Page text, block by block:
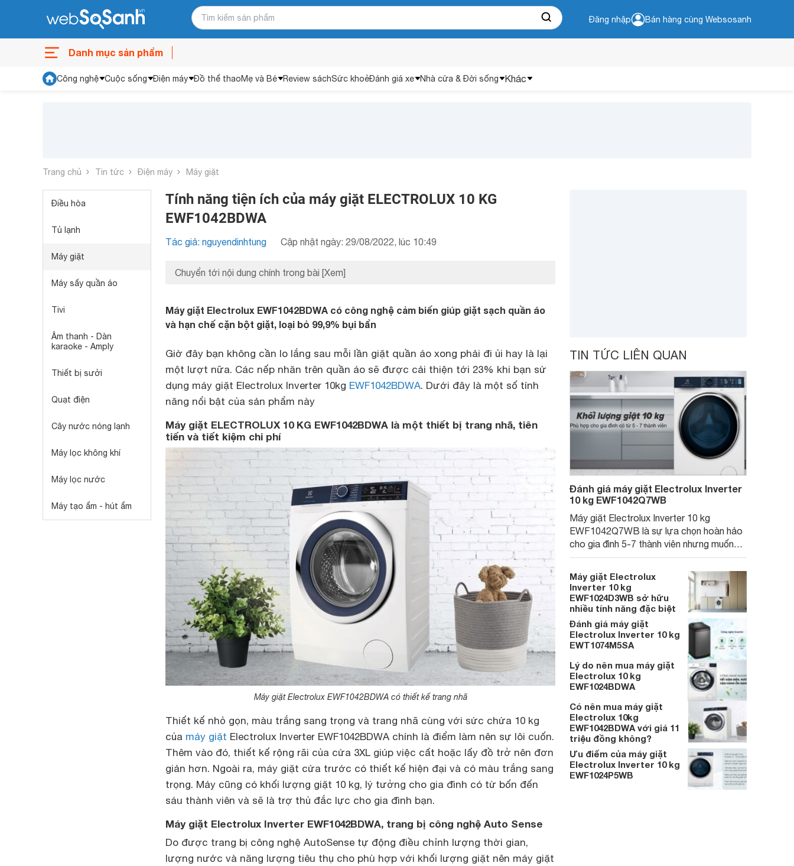
Đăng nhập Bán hàng cùng Websosanh
Danh mục sản phẩm
Công nghệ Cuộc sống Điện máy Đồ thể thaoMẹ và Bé Review sáchSức khoẻĐánh giá xe Nhà cửa & Đời sống Khác
Trang chủ Tin tức Điện máy Máy giặt
Điều hòa
Tủ lạnh
Máy giặt
Máy sấy quần áo
Tivi
Âm thanh - Dàn
karaoke - Amply
Thiết bị sưởi
Quạt điện
Cây nước nóng lạnh
Máy lọc không khí
Máy lọc nước
Máy tạo ẩm - hút ẩm
Tính năng tiện ích của máy giặt ELECTROLUX 10 KG
EWF1042BDWA
Tác giả: nguyendinhtung Cập nhật ngày: 29/08/2022, lúc 10:49
Chuyển tới nội dung chính trong bài [Xem]
Máy giặt Electrolux EWF1042BDWA có công nghệ cảm biến giúp giặt sạch quần áo
và hạn chế cặn bột giặt, loại bỏ 99,9% bụi bẩn
Giờ đây bạn không cần lo lắng sau mỗi lần giặt quần áo xong phải đi ủi hay là lại
một lượt nữa. Các nếp nhăn trên quần áo sẽ được cải thiện tới 23% khi bạn sử
dụng máy giặt Electrolux Inverter 10kg EWF1042BDWA. Dưới đây là một số tính
năng nổi bật của sản phẩm này
Máy giặt ELECTROLUX 10 KG EWF1042BDWA là một thiết bị trang nhã, tiên
tiến và tiết kiệm chi phí
Máy giặt Electrolux EWF1042BDWA có thiết kế trang nhã
Thiết kế nhỏ gọn, màu trắng sang trọng và trang nhã cùng với sức chứa 10 kg
của máy giặt Electrolux Inverter EWF1042BDWA chính là điểm làm nên sự lôi cuốn.
Thêm vào đó, thiết kế rộng rãi của cửa 3XL giúp việc cất hoặc lấy đồ trở nên đơn
giản hơn. Ngoài ra, máy giặt cửa trước có thiết kế hiện đại và có màu trắng sang
trọng. Máy cũng có khối lượng giặt 10 kg, lý tưởng cho gia đình có từ bốn đến
sáu thành viên và sẽ là trợ thủ đắc lực cho gia đình bạn.
Máy giặt Electrolux Inverter EWF1042BDWA, trang bị công nghệ Auto Sense
Do được trang bị công nghệ AutoSense tự động điều chỉnh lượng thời gian,
lượng nước và năng lượng tiêu thụ cho phù hợp với khối lượng giặt nên máy giặt
TIN TỨC LIÊN QUAN
Đánh giá máy giặt Electrolux Inverter
10 kg EWF1042Q7WB
Máy giặt Electrolux Inverter 10 kg
EWF1042Q7WB là sự lựa chọn hoàn hảo
cho gia đình 5-7 thành viên nhưng muốn
tiết kiệm điện hiệu quả. Không chỉ vậy, sản
phẩm còn trang bị nhiều tiện ích và công
nghệ giặt hiện đại giúp nâng cao trải
nghiệm cho người sử dụng.
Máy giặt Electrolux
Inverter 10 kg
EWF1024D3WB sở hữu
nhiều tính năng đặc biệt
Đánh giá máy giặt
Electrolux Inverter 10 kg
EWT1074M5SA
Lý do nên mua máy giặt
Electrolux 10 kg
EWF1024BDWA
Có nên mua máy giặt
Electrolux 10kg
EWF1042BDWA với giá 11
triệu đồng không?
Ưu điểm của máy giặt
Electrolux Inverter 10 kg
EWF1024P5WB